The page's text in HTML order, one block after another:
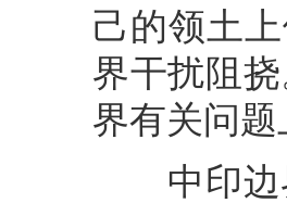
己的领土
界干扰阻
界有关问
中印边界